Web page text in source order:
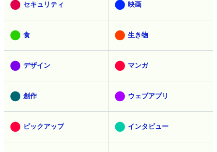
セキュリティ 映画
食 生き物
デザイン マンガ
創作 ウェブアプリ
ピックアップ インタビュー